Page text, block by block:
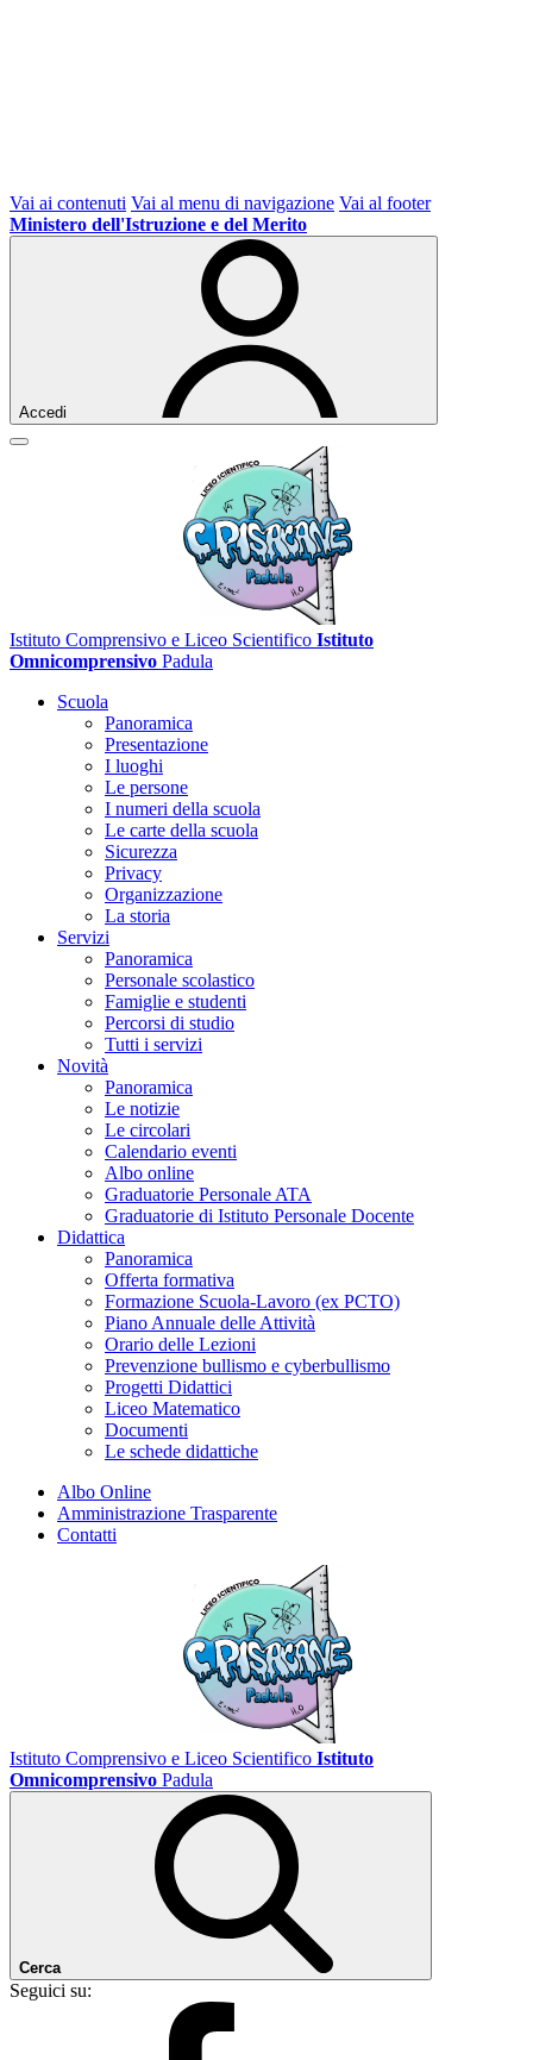
Vai ai contenuti Vai al menu di navigazione Vai al footer
Ministero dell'Istruzione e del Merito
Accedi
Istituto Comprensivo e Liceo Scientifico Istituto
Omnicomprensivo Padula
Scuola
Panoramica
Presentazione
I luoghi
Le persone
I numeri della scuola
Le carte della scuola
Sicurezza
Privacy
Organizzazione
La storia
Servizi
Panoramica
Personale scolastico
Famiglie e studenti
Percorsi di studio
Tutti i servizi
Novità
Panoramica
Le notizie
Le circolari
Calendario eventi
Albo online
Graduatorie Personale ATA
Graduatorie di Istituto Personale Docente
Didattica
Panoramica
Offerta formativa
Formazione Scuola-Lavoro (ex PCTO)
Piano Annuale delle Attività
Orario delle Lezioni
Prevenzione bullismo e cyberbullismo
Progetti Didattici
Liceo Matematico
Documenti
Le schede didattiche
Albo Online
Amministrazione Trasparente
Contatti
Istituto Comprensivo e Liceo Scientifico Istituto
Omnicomprensivo Padula
Cerca
Seguici su: